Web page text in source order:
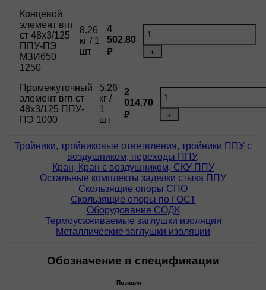
Концевой
элемент вгп
ст 48х3/125
ППУ-ПЭ
МЗИ650
1250
8.26
кг / 1
шт
4
502.80
₽
+
Промежуточный
элемент вгп ст
48х3/125 ППУ-
ПЭ 1000
5.26
кг /
1
шт
2
014.70
₽
+
Тройники, тройниковые ответвления, тройники ППУ с
воздушником, переходы ППУ,
Кран, Кран с воздушником, СКУ ППУ
Остальные комплекты заделки стыка ППУ
Скользящие опоры СПО
Скользящие опоры по ГОСТ
Оборудование СОДК
Термоусаживаемые заглушки изоляции
Металлические заглушки изоляции
Обозначение в спецификации
Позиция